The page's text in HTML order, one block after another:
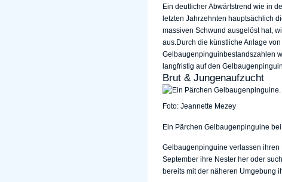
Ein deutlicher Abwärtstrend wie in
letzten Jahrzehnten hauptsächlich
massiven Schwund ausgelöst hat,
aus.Durch die künstliche Anlage
Gelbaugenpinguinbestandszahlen
langfristig auf den
Brut & Jungenaufzucht
Foto: Jeannette Mezey
Ein Pärchen Gelbaugenpinguine
Gelbaugenpinguine verlassen ihren
September ihre Nester her oder
bereits mit der näheren Umgebung